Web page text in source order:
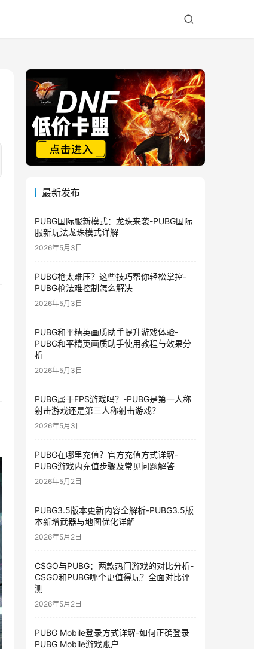
最新发布
PUBG国际服新模式：龙珠来袭-PUBG国际
服新玩法龙珠模式详解
2026年5月3日
PUBG枪太难压？这些技巧帮你轻松掌控-
PUBG枪法难控制怎么解决
2026年5月3日
PUBG和平精英画质助手提升游戏体验-
PUBG和平精英画质助手使用教程与效果分
析
2026年5月3日
PUBG属于FPS游戏吗？-PUBG是第一人称
射击游戏还是第三人称射击游戏？
2026年5月3日
PUBG在哪里充值？官方充值方式详解-
PUBG游戏内充值步骤及常见问题解答
2026年5月2日
PUBG3.5版本更新内容全解析-PUBG3.5版
本新增武器与地图优化详解
2026年5月2日
CSGO与PUBG：两款热门游戏的对比分析-
CSGO和PUBG哪个更值得玩？全面对比评
测
2026年5月2日
PUBG Mobile登录方式详解-如何正确登录
PUBG Mobile游戏账户